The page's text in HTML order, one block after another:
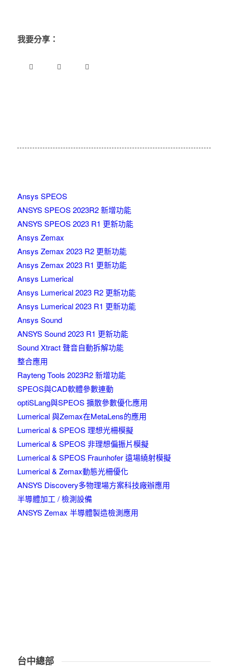
我要分享：
Ansys SPEOS
ANSYS SPEOS 2023R2 新增功能
ANSYS SPEOS 2023 R1 更新功能
Ansys Zemax
Ansys Zemax 2023 R2 更新功能
Ansys Zemax 2023 R1 更新功能
Ansys Lumerical
Ansys Lumerical 2023 R2 更新功能
Ansys Lumerical 2023 R1 更新功能
Ansys Sound
ANSYS Sound 2023 R1 更新功能
Sound Xtract 聲音自動拆解功能
整合應用
Rayteng Tools 2023R2 新增功能
SPEOS與CAD軟體參數連動
optiSLang與SPEOS 擴散參數優化應用
Lumerical 與Zemax在MetaLens的應用
Lumerical & SPEOS 理想光柵模擬
Lumerical & SPEOS 非理想偏振片模擬
Lumerical & SPEOS Fraunhofer 遠場繞射模擬
Lumerical & Zemax動態光柵優化
ANSYS Discovery多物理場方案科技廠辦應用
半導體加工 / 檢測設備
ANSYS Zemax 半導體製造檢測應用
台中總部